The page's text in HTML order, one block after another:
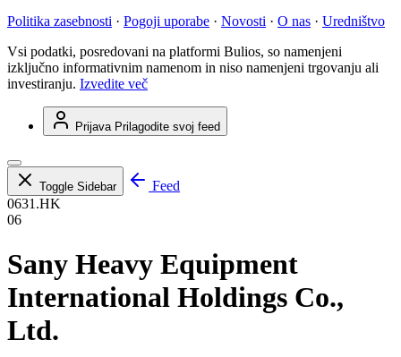
Politika zasebnosti · Pogoji uporabe · Novosti · O nas · Uredništvo
Vsi podatki, posredovani na platformi Bulios, so namenjeni
izključno informativnim namenom in niso namenjeni trgovanju ali
investiranju. Izvedite več
Prijava Prilagodite svoj feed
Toggle Sidebar
Feed
0631.HK
06
Sany Heavy Equipment
International Holdings Co.,
Ltd.